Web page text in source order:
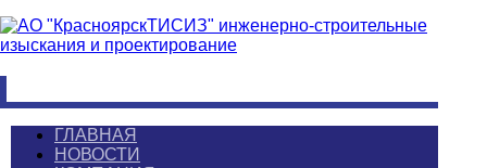
ГЛАВНАЯ
НОВОСТИ